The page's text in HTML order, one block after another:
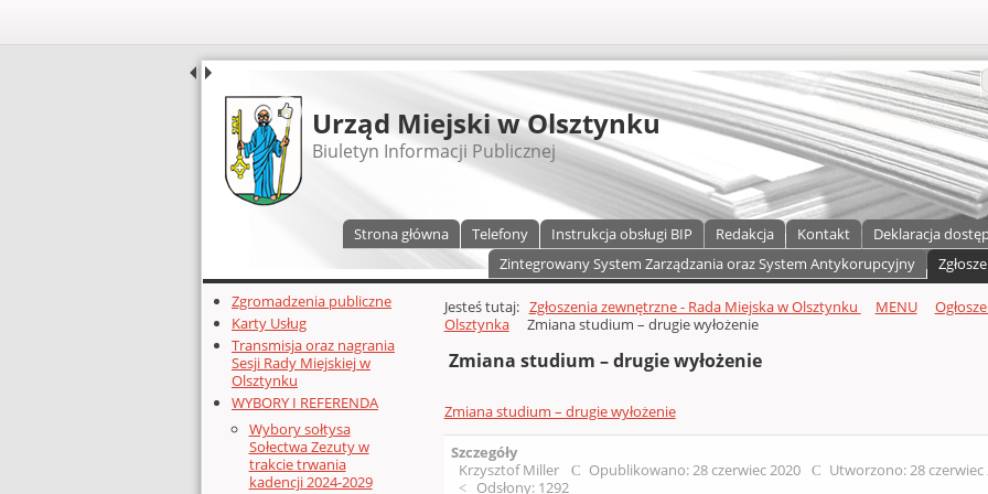
UDOSTĘPNIJ
Urząd Miejski w Olsztynku
Biuletyn Informacji Publicznej
Strona główna Telefony Instrukcja obsługi BIP Redakcja Kontakt Deklaracja
Zintegrowany System Zarządzania oraz System Antykorupcyjny
Dodatkowe zasoby (lewa kolumna)
Zgromadzenia publiczne
Karty Usług
Transmisja oraz nagrania
Sesji Rady Miejskiej w
Olsztynku
WYBORY I REFERENDA
Wybory sołtysa
Sołectwa Zezuty w
trakcie trwania
kadencji 2024-2029
Głównej zawartości
Jesteś tutaj: Zgłoszenia zewnętrzne - Rada Miejska w Olsztynku MENU
Olsztynka
Zmiana studium – drugie wyłożenie
Zmiana studium – drugie wyłożenie
Zmiana studium – drugie wyłożenie
Szczegóły
Krzysztof Miller
Opublikowano: 28 czerwiec 2020 Utworzono: 28 czerwiec
Odsłony: 1292